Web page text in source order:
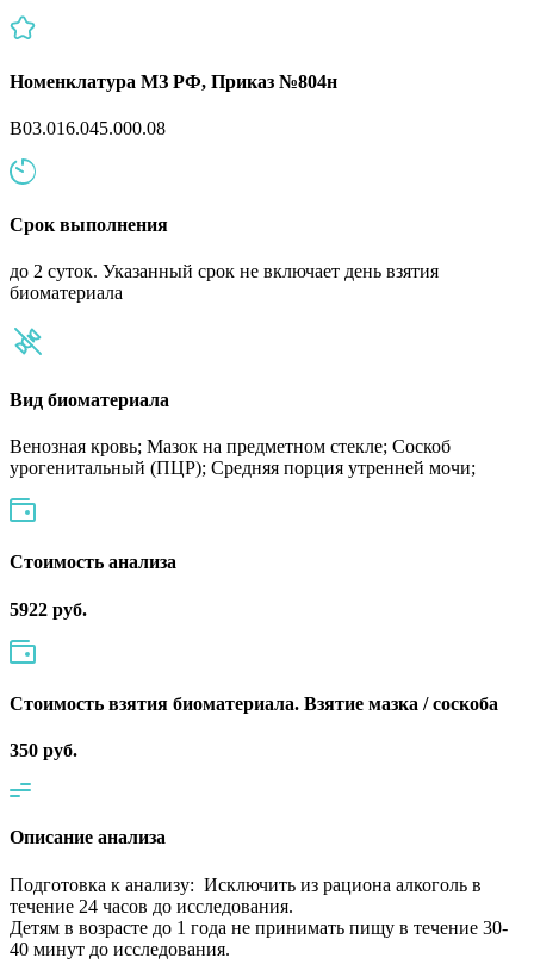
Номенклатура МЗ РФ, Приказ №804н
B03.016.045.000.08
Срок выполнения
до 2 суток. Указанный срок не включает день взятия
биоматериала
Вид биоматериала
Венозная кровь; Мазок на предметном стекле; Соскоб
урогенитальный (ПЦР); Средняя порция утренней мочи;
Cтоимость анализа
5922 руб.
Стоимость взятия биоматериала. Взятие мазка / соскоба
350 руб.
Описание анализа
Подготовка к анализу: Исключить из рациона алкоголь в
течение 24 часов до исследования.
Детям в возрасте до 1 года не принимать пищу в течение 30-
40 минут до исследования.